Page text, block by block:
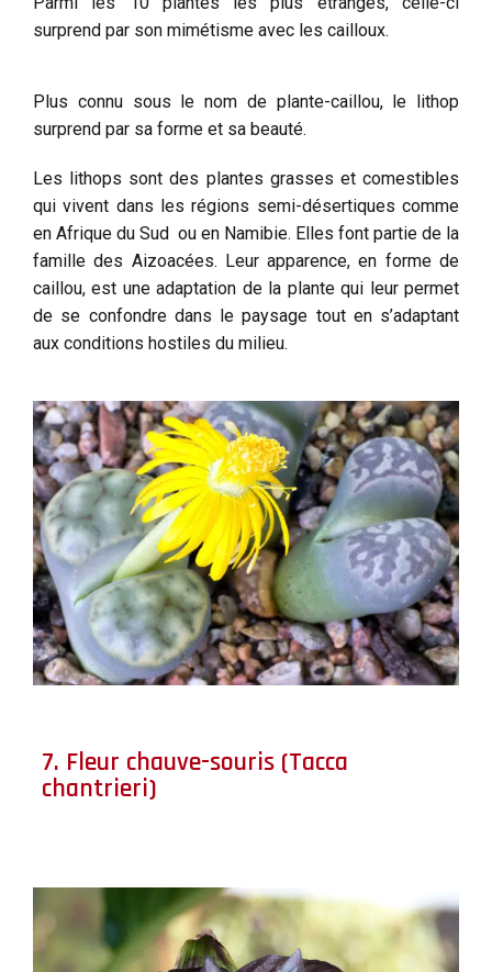
surprend par son mimétisme avec les cailloux.
Plus connu sous le nom de plante-caillou, le lithop
surprend par sa forme et sa beauté.
Les lithops sont des plantes grasses et comestibles
qui vivent dans les régions semi-désertiques comme
en Afrique du Sud ou en Namibie. Elles font partie de la
famille des Aizoacées. Leur apparence, en forme de
caillou, est une adaptation de la plante qui leur permet
de se confondre dans le paysage tout en s’adaptant
aux conditions hostiles du milieu.
7. Fleur chauve-souris (Tacca
chantrieri)